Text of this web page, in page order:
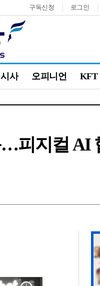
구독신청 로그인
사 오피니언 KFT
…피지컬 AI